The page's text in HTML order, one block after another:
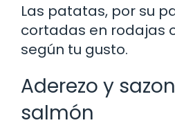
Las patatas, por su
cortadas en rodajas
según tu gusto.
Aderezo y
salmón